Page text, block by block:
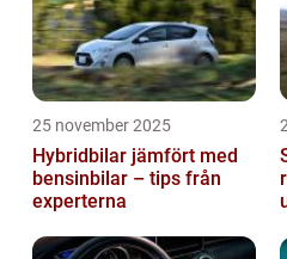
25 november 2025
Hybridbilar jämfört med
bensinbilar – tips från
experterna